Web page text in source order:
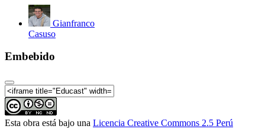
Gianfranco
Casuso
Embebido
Esta obra está bajo una Licencia Creative Commons 2.5 Perú